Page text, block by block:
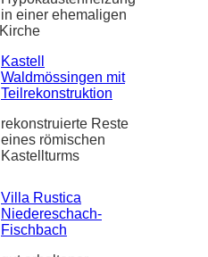
in einer ehemaligen
Kirche
Kastell
Waldmössingen mit
Teilrekonstruktion
rekonstruierte Reste
eines römischen
Kastellturms
Villa Rustica
Niedereschach-
Fischbach